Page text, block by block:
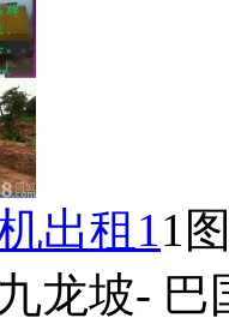
出租11
龙坡-